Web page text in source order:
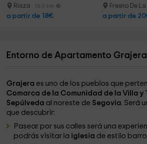
Riaza 16.0 km
a partir de 18€
Fresno De
a partir de
Entorno de Apartamento
Grajera es uno de los pueblos que
Comarca de la Comunidad de la Villa y
Sepúlveda al noreste de Segovia. Será
que descubrir:
Pasear por sus calles será una
podrás visitar la iglesia de estilo